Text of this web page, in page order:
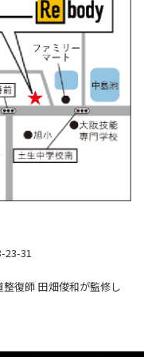
23-31
復師 田畑俊和が監修し